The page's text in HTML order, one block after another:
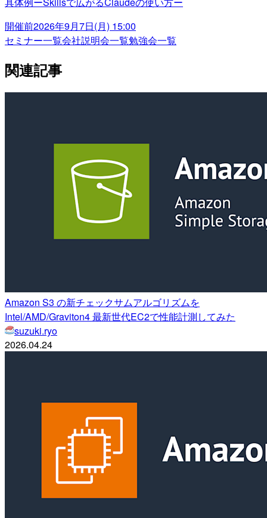
開催前2026年9月7日(月) 15:00
セミナー一覧会社説明会一覧勉強会一覧
関連記事
Amazon S3 の新チェックサムアルゴリズムを
Intel/AMD/Graviton4 最新世代EC2で性能計測してみた
suzuki.ryo
2026.04.24